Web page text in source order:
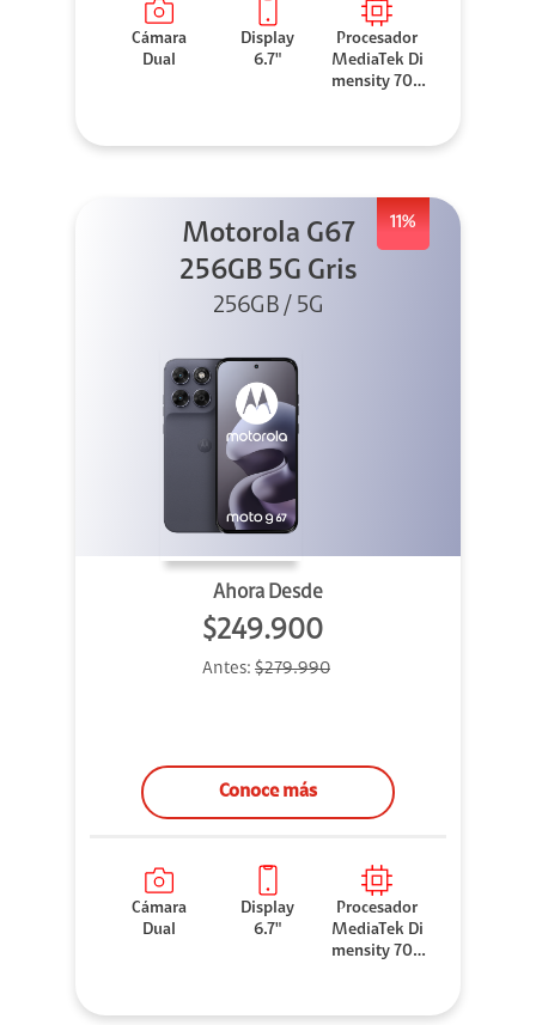
Cámara
Dual
Display
6.7"
Procesador
MediaTek Di
mensity 706
11%
Motorola G67
256GB 5G Gris
256GB / 5G
Ahora Desde
$249.900
Antes: $279.990
Conoce más
Cámara
Dual
Display
6.7"
Procesador
MediaTek Di
mensity 706